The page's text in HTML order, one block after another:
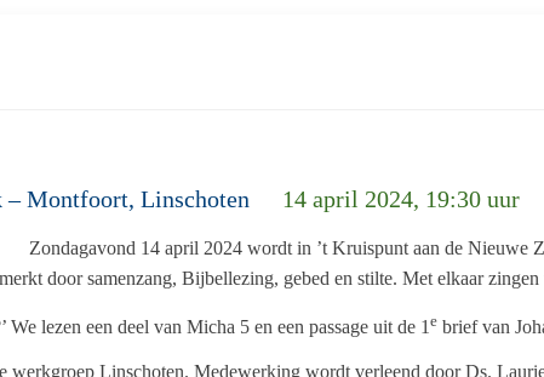
– Montfoort, Linschoten 14 april 2024, 19:30 uur
Zondagavond 14 april 2024 wordt in ’t Kruispunt aan de Nieuwe
door samenzang, Bijbellezing, gebed en stilte. Met elkaar
lezen een deel van Micha 5 en een passage uit de 1 e brief van
werkgroep Linschoten. Medewerking wordt verleend door Ds.